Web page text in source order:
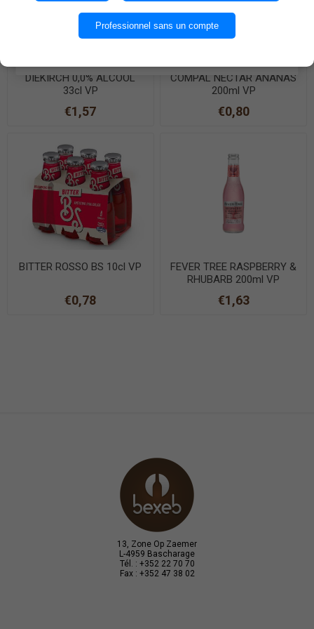
DIEKIRCH 0,0% ALCOOL
33cl VP
€1,57
COMPAL NECTAR ANANAS
200ml VP
€0,80
BITTER ROSSO BS 10cl VP
€0,78
FEVER TREE RASPBERRY &
RHUBARB 200ml VP
€1,63
13, Zone Op Zaemer
L-4959 Bascharage
Tél. : +352 22 70 70
Fax : +352 47 38 02
OK
Professionnel sans un compte